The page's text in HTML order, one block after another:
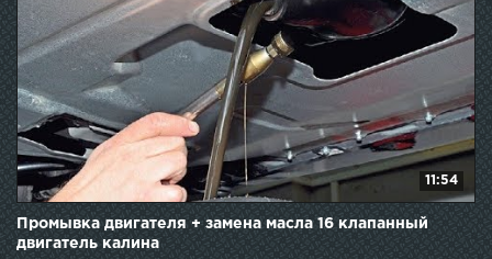
11:54
Промывка двигателя + замена масла 16 клапанный
двигатель калина